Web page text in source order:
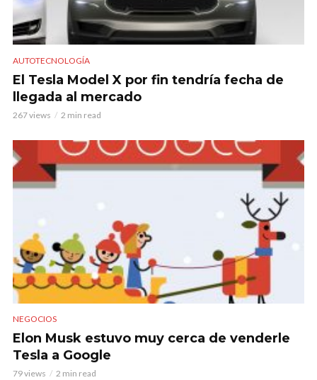
AUTOTECNOLOGÍA
El Tesla Model X por fin tendría fecha de
llegada al mercado
267 views 2 min read
NEGOCIOS
Elon Musk estuvo muy cerca de venderle
Tesla a Google
79 views 2 min read